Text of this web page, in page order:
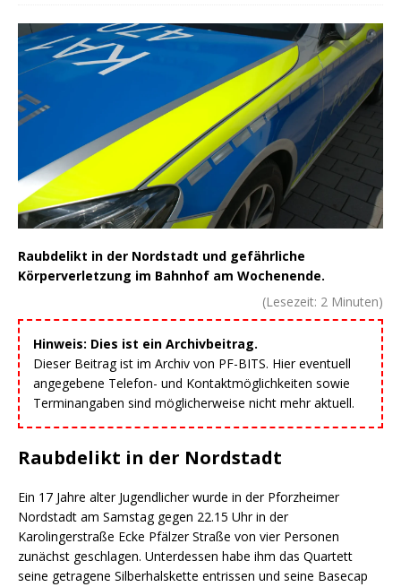
Raubdelikt in der Nordstadt und gefährliche
Körperverletzung im Bahnhof am Wochenende.
(Lesezeit: 2 Minuten)
Hinweis: Dies ist ein Archivbeitrag.
Dieser Beitrag ist im Archiv von PF-BITS. Hier eventuell
angegebene Telefon- und Kontaktmöglichkeiten sowie
Terminangaben sind möglicherweise nicht mehr aktuell.
Raubdelikt in der Nordstadt
Ein 17 Jahre alter Jugendlicher wurde in der Pforzheimer
Nordstadt am Samstag gegen 22.15 Uhr in der
Karolingerstraße Ecke Pfälzer Straße von vier Personen
zunächst geschlagen. Unterdessen habe ihm das Quartett
seine getragene Silberhalskette entrissen und seine Basecap